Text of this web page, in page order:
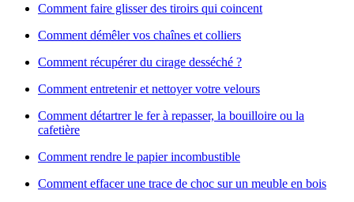
Comment faire glisser des tiroirs qui coincent
Comment démêler vos chaînes et colliers
Comment récupérer du cirage desséché ?
Comment entretenir et nettoyer votre velours
Comment détartrer le fer à repasser, la bouilloire ou la
cafetière
Comment rendre le papier incombustible
Comment effacer une trace de choc sur un meuble en bois